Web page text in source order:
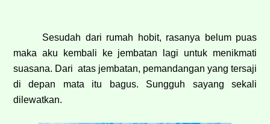
Sesudah dari rumah hobit, rasanya belum puas
maka aku kembali ke jembatan lagi untuk menikmati
suasana. Dari atas jembatan, pemandangan yang tersaji
di depan mata itu bagus. Sungguh sayang sekali
dilewatkan.